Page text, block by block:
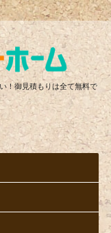
リ
！御見積もりは全て無料で